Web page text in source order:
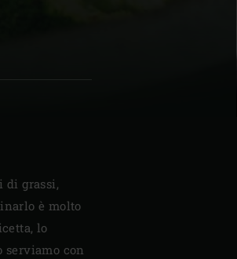
di grassi,
è molto
lo
serviamo con